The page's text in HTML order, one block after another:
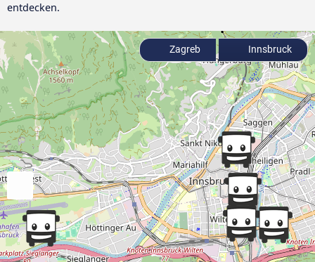
entdecken.
Zagreb Innsbruck